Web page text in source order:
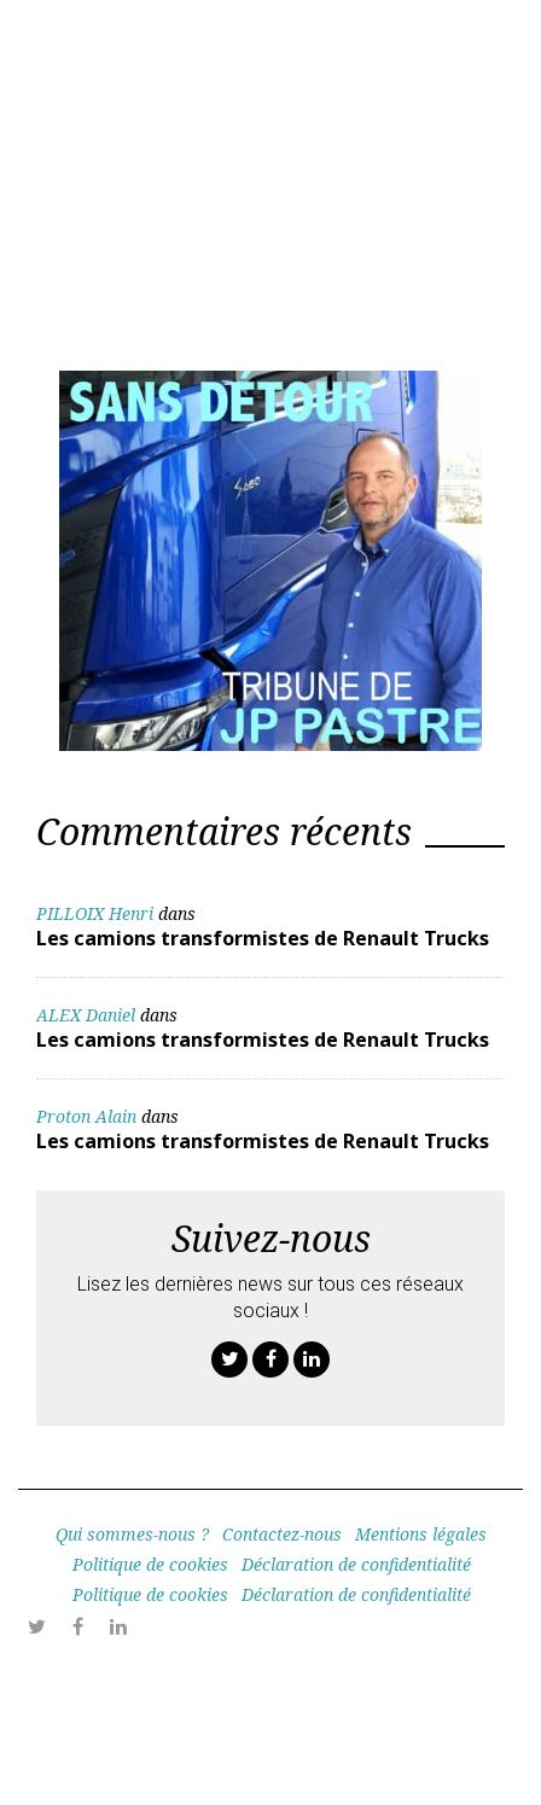
Commentaires récents
PILLOIX Henri dans
Les camions transformistes de Renault Trucks
ALEX Daniel dans
Les camions transformistes de Renault Trucks
Proton Alain dans
Les camions transformistes de Renault Trucks
Suivez-nous
Lisez les dernières news sur tous ces réseaux
sociaux !
Qui sommes-nous ? Contactez-nous
Mentions légales
Politique de cookies
Déclaration de confidentialité
Politique de cookies
Déclaration de confidentialité